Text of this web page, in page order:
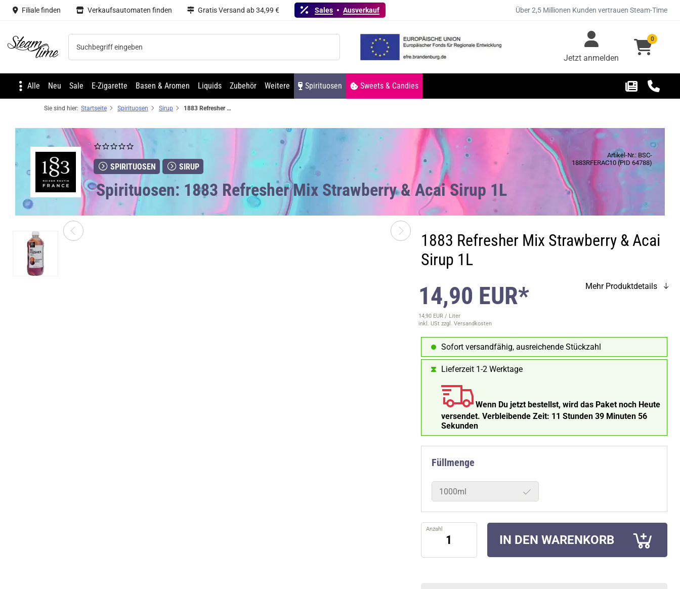
Filiale finden Verkaufsautomaten finden Gratis Versand ab 34,99 € Sales Ausverkauf Über 2,5 Millionen Kunden vertrauen Steam-Time
Steam time Jetzt anmelden
0
Alle Neu Sale E-Zigarette Basen & Aromen Liquids Zubehör Weitere Spirituosen Sweets & Candies
Sie sind hier: Startseite Spirituosen Sirup 1883 Refresher Mix Strawberry & Acai Sirup 1L
SPIRITUOSEN SIRUP
Artikel-Nr.: BSC-
1883RFERAC10 (PID 64788)
Spirituosen: 1883 Refresher Mix Strawberry & Acai Sirup 1L
1883 Refresher Mix Strawberry & Acai
Sirup 1L
14,90 EUR*
14,90 EUR / Liter
inkl. USt zzgl. Versandkosten
Mehr Produktdetails
Sofort versandfähig, ausreichende Stückzahl
Lieferzeit 1-2 Werktage
Wenn Du jetzt bestellst, wird das Paket noch Heute
versendet. Verbleibende Zeit: 11 Stunden 39 Minuten 55
Sekunden
Füllmenge
1000ml
Anzahl
IN DEN WARENKORB